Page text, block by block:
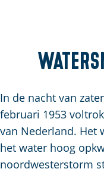
In de nacht van
februari 1953
van Nederland. Het
het water hoog
noordwesterstorm